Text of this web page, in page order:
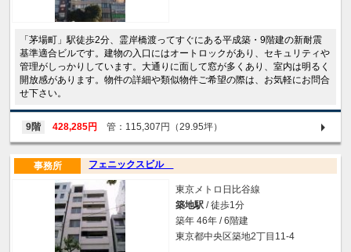
「茅場町」駅徒歩2分、霊岸橋渡ってすぐにある平成築・9階建の新耐震
基準適合ビルです。建物の入口にはオートロックがあり、セキュリティや
管理がしっかりしています。大通りに面して窓が多くあり、室内は明るく
開放感があります。物件の詳細や類似物件ご希望の際は、お気軽にお問合
せ下さい。
9階 428,285円 管：115,307円（29.95坪）
フェニックスビル
事務所
東京メトロ日比谷線
築地駅 / 徒歩1分
築年 46年 / 6階建
東京都中央区築地2丁目11-4